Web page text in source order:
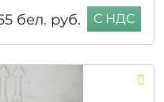
бел. руб. С НДС